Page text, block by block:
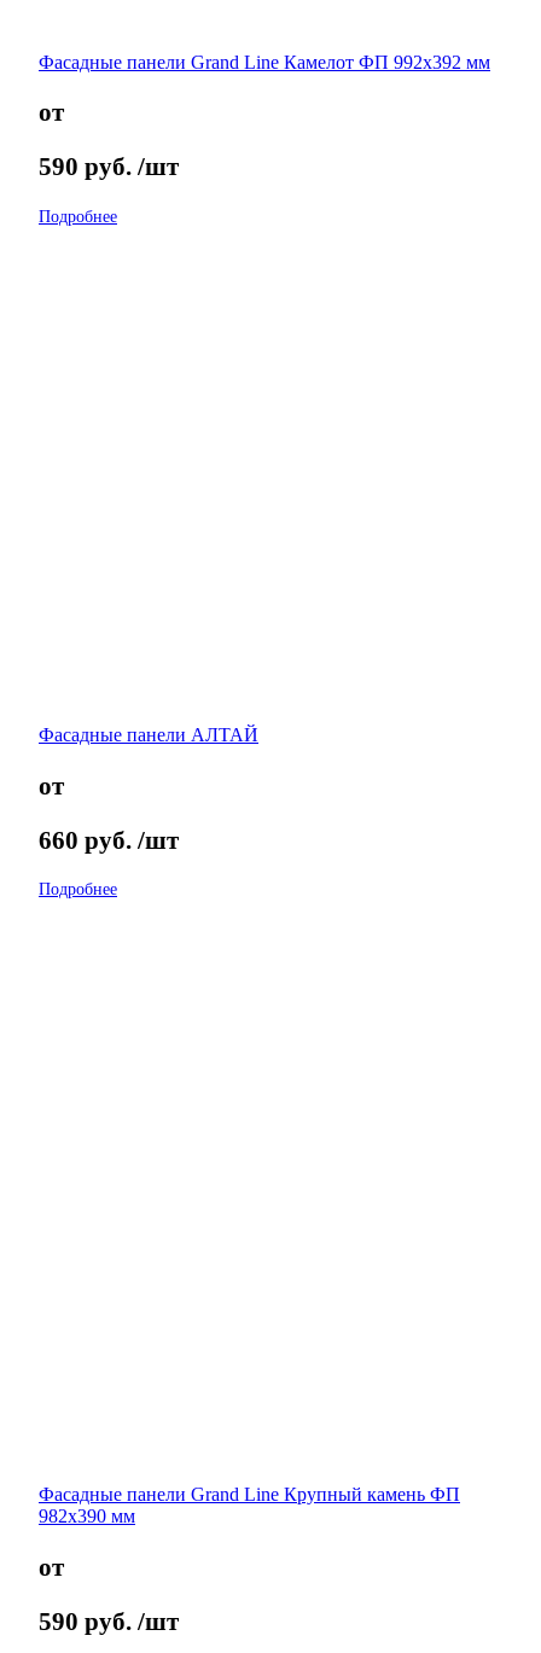
Фасадные панели Grand Line Камелот ФП 992х392 мм
от
590 руб. /шт
Подробнее
Фасадные панели АЛТАЙ
от
660 руб. /шт
Подробнее
Фасадные панели Grand Line Крупный камень ФП
982х390 мм
от
590 руб. /шт